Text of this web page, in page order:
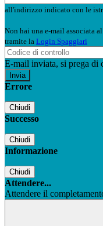
all'indirizzo indicato con le
Non hai una e-mail associata
tramite la Login Spaggiari
E-mail inviata, si prega di
Errore
Chiudi
Successo
Chiudi
Informazione
Chiudi
Attendere...
Attendere il